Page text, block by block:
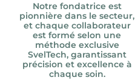
Notre fondatrice est
pionnière dans le secteur,
et chaque collaborateur
est formé selon une
méthode exclusive
SvelTech, garantissant
précision et excellence à
chaque soin.